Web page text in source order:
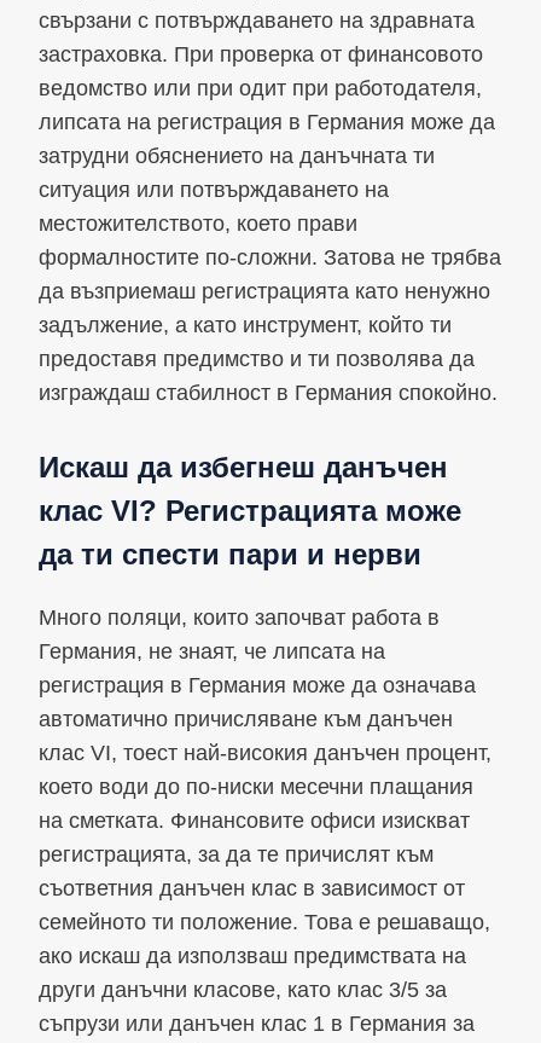
свързани с потвърждаването на здравната
застраховка. При проверка от финансовото
ведомство или при одит при работодателя,
липсата на регистрация в Германия може да
затрудни обяснението на данъчната ти
ситуация или потвърждаването на
местожителството, което прави
формалностите по-сложни. Затова не трябва
да възприемаш регистрацията като ненужно
задължение, а като инструмент, който ти
предоставя предимство и ти позволява да
изграждаш стабилност в Германия спокойно.
Искаш да избегнеш данъчен
клас VI? Регистрацията може
да ти спести пари и нерви
Много поляци, които започват работа в
Германия, не знаят, че липсата на
регистрация в Германия може да означава
автоматично причисляване към данъчен
клас VI, тоест най-високия данъчен процент,
което води до по-ниски месечни плащания
на сметката. Финансовите офиси изискват
регистрацията, за да те причислят към
съответния данъчен клас в зависимост от
семейното ти положение. Това е решаващо,
ако искаш да използваш предимствата на
други данъчни класове, като клас 3/5 за
съпрузи или данъчен клас 1 в Германия за